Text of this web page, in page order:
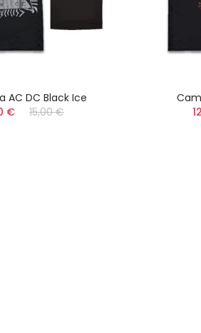
AC DC Black Ice
€
15,00 €